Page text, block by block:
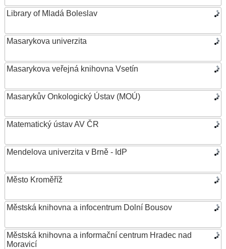
Library of Mladá Boleslav
Masarykova univerzita
Masarykova veřejná knihovna Vsetín
Masarykův Onkologický Ústav (MOÚ)
Matematický ústav AV ČR
Mendelova univerzita v Brně - IdP
Město Kroměříž
Městská knihovna a infocentrum Dolní Bousov
Městská knihovna a informační centrum Hradec nad
Moravicí